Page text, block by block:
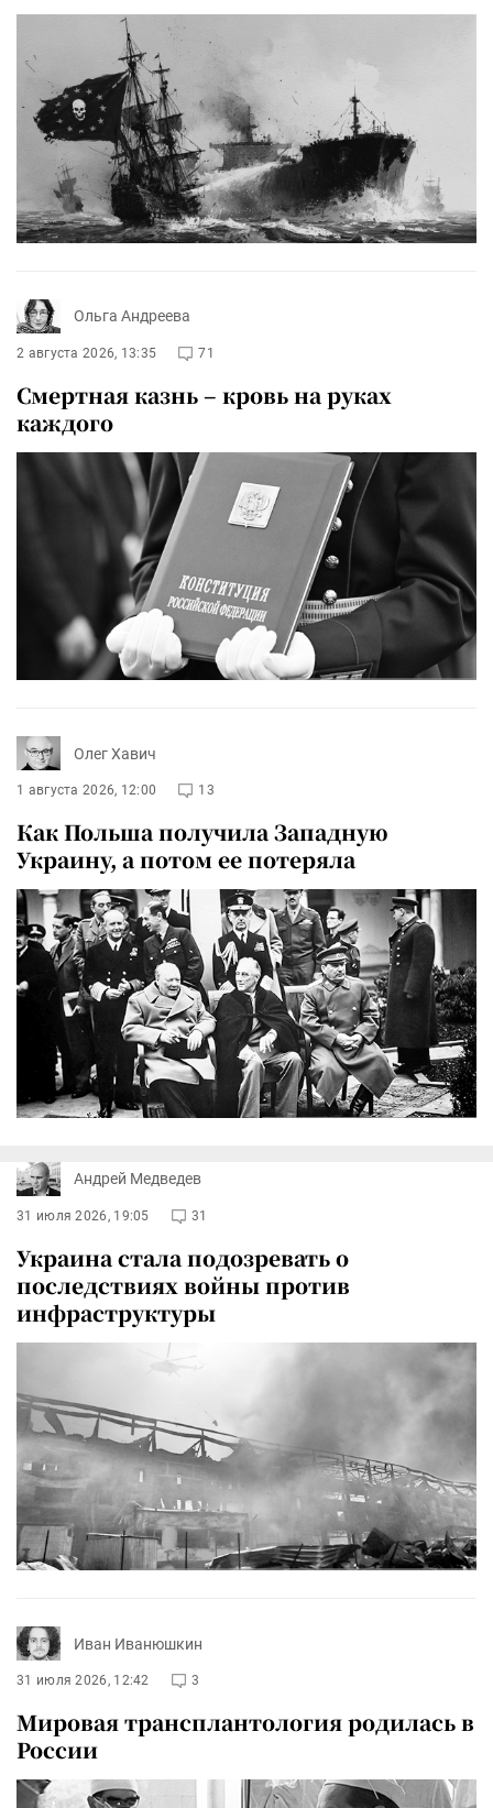
Ольга Андреева
2 августа 2026, 13:35 71
Смертная казнь – кровь на руках
каждого
Олег Хавич
1 августа 2026, 12:00 13
Как Польша получила Западную
Украину, а потом ее потеряла
Андрей Медведев
31 июля 2026, 19:05 31
Украина стала подозревать о
последствиях войны против
инфраструктуры
Иван Иванюшкин
31 июля 2026, 12:42 3
Мировая трансплантология родилась в
России